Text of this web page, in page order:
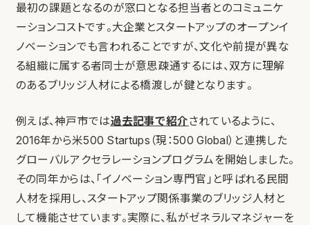
最初の課題となるのが窓口となる担当者とのコミュニケ
ーションコストです。大企業とスタートアップのオープンイ
ノベーションでも言われることですが、文化や前提が異な
る組織に属する者同士が意思疎通するには、双方に理解
のあるブリッジ人材による橋渡しが鍵となります。
例えば、神戸市では過去記事で紹介されているように、
2016年から米500 Startups（現：500 Global）と連携した
グローバルアクセラレーションプログラムを開始しました。
その同年からは、「イノベーション専門官」と呼ばれる民間
人材を採用し、スタートアップ関係事業のブリッジ人材と
して機能させています。実際に、私がゼネラルマネジャーを